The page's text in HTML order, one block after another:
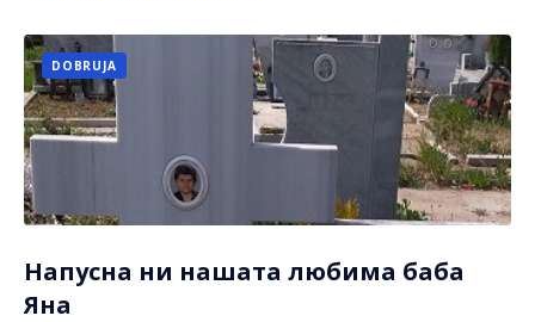
DOBRUJA
Напусна ни нашата любима баба
Яна